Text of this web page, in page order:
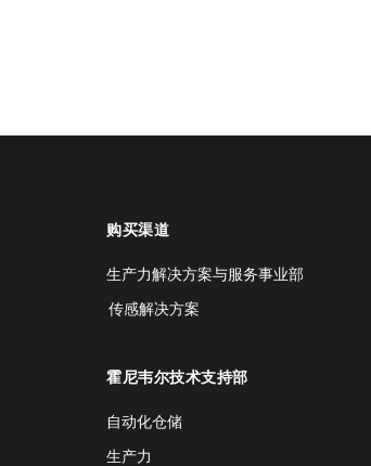
购买渠道
生产力解决方案与服务事业部
传感解决方案
霍尼韦尔技术支持部
自动化仓储
生产力